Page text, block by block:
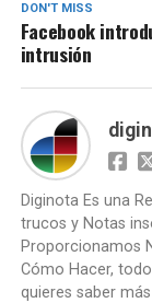
DON'T MISS
Facebook
intrusión
Diginota Es una
trucos y Notas
Proporcionamos
Cómo Hacer,
quieres saber